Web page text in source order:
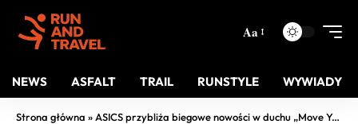
Aa
NEWS ASFALT TRAIL RUNSTYLE WYWIADY
Strona główna » ASICS przybliża biegowe nowości w duchu „Move Your Mind”